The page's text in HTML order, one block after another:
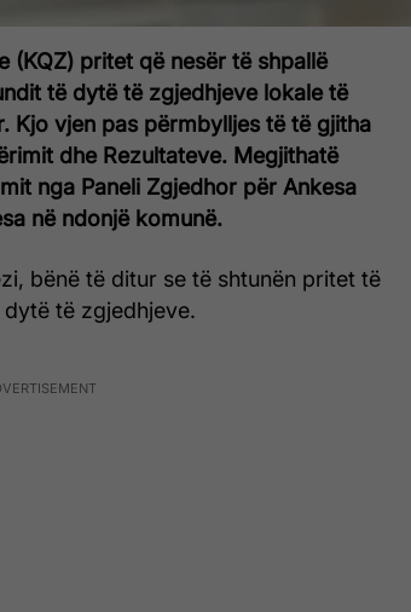
(KQZ) pritet që nesër të shpallë
të dytë të zgjedhjeve lokale të
Kjo vjen pas përmbylljes të të gjitha
dhe Rezultateve. Megjithatë
nga Paneli Zgjedhor për Ankesa
në ndonjë komunë.
bënë të ditur se të shtunën pritet të
të zgjedhjeve.